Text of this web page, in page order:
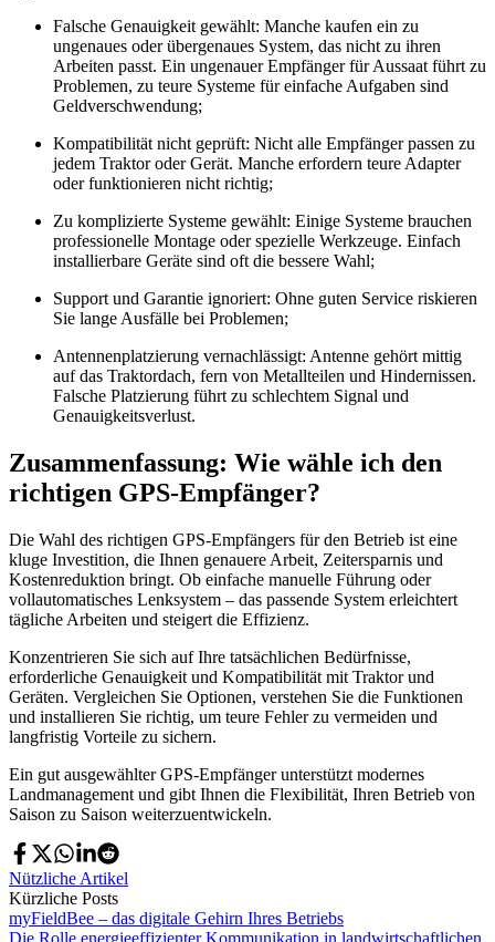
Falsche Genauigkeit gewählt: Manche kaufen ein zu
ungenaues oder übergenaues System, das nicht zu ihren
Arbeiten passt. Ein ungenauer Empfänger für Aussaat führt zu
Problemen, zu teure Systeme für einfache Aufgaben sind
Geldverschwendung;
Kompatibilität nicht geprüft: Nicht alle Empfänger passen zu
jedem Traktor oder Gerät. Manche erfordern teure Adapter
oder funktionieren nicht richtig;
Zu komplizierte Systeme gewählt: Einige Systeme brauchen
professionelle Montage oder spezielle Werkzeuge. Einfach
installierbare Geräte sind oft die bessere Wahl;
Support und Garantie ignoriert: Ohne guten Service riskieren
Sie lange Ausfälle bei Problemen;
Antennenplatzierung vernachlässigt: Antenne gehört mittig
auf das Traktordach, fern von Metallteilen und Hindernissen.
Falsche Platzierung führt zu schlechtem Signal und
Genauigkeitsverlust.
Zusammenfassung: Wie wähle ich den
richtigen GPS-Empfänger?
Die Wahl des richtigen GPS-Empfängers für den Betrieb ist eine
kluge Investition, die Ihnen genauere Arbeit, Zeitersparnis und
Kostenreduktion bringt. Ob einfache manuelle Führung oder
vollautomatisches Lenksystem – das passende System erleichtert
tägliche Arbeiten und steigert die Effizienz.
Konzentrieren Sie sich auf Ihre tatsächlichen Bedürfnisse,
erforderliche Genauigkeit und Kompatibilität mit Traktor und
Geräten. Vergleichen Sie Optionen, verstehen Sie die Funktionen
und installieren Sie richtig, um teure Fehler zu vermeiden und
langfristig Vorteile zu sichern.
Ein gut ausgewählter GPS-Empfänger unterstützt modernes
Landmanagement und gibt Ihnen die Flexibilität, Ihren Betrieb von
Saison zu Saison weiterzuentwickeln.
Nützliche Artikel
Kürzliche Posts
myFieldBee – das digitale Gehirn Ihres Betriebs